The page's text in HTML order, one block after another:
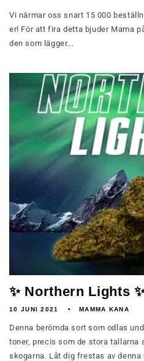
Vi närmar oss snart 15 000
er! För att fira detta bjuder Mama
den som lägger...
✨ Northern Lights
10 JUNI 2021 MAMMA KANA
Denna berömda sort som odlas
toner, precis som de stora tallarna
skogarna. Låt dig frestas av denna